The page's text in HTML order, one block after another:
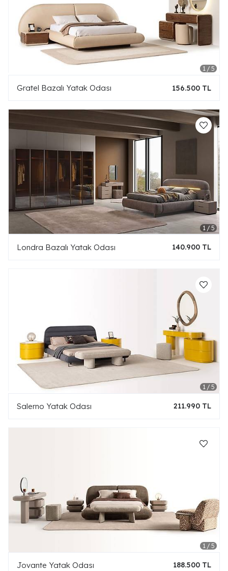
Gratel Bazalı Yatak Odası 156.500 TL
Londra Bazalı Yatak Odası 140.900 TL
Salerno Yatak Odası 211.990 TL
Jovante Yatak Odası 188.500 TL